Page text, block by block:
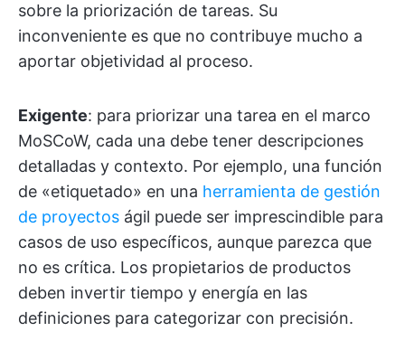
sobre la priorización de tareas. Su
inconveniente es que no contribuye mucho a
aportar objetividad al proceso.
Exigente: para priorizar una tarea en el marco
MoSCoW, cada una debe tener descripciones
detalladas y contexto. Por ejemplo, una función
de «etiquetado» en una herramienta de gestión
de proyectos ágil puede ser imprescindible para
casos de uso específicos, aunque parezca que
no es crítica. Los propietarios de productos
deben invertir tiempo y energía en las
definiciones para categorizar con precisión.